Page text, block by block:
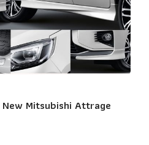
New Mitsubishi Attrage